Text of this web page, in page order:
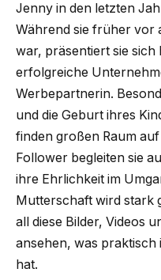
Jenny in den letzten
Während sie früher vor
war, präsentiert sie
erfolgreiche
Werbepartnerin.
und die Geburt ihres
finden großen Raum
Follower begleiten sie
ihre Ehrlichkeit im
Mutterschaft wird stark
all diese Bilder, Videos
ansehen, was praktisch
hat.